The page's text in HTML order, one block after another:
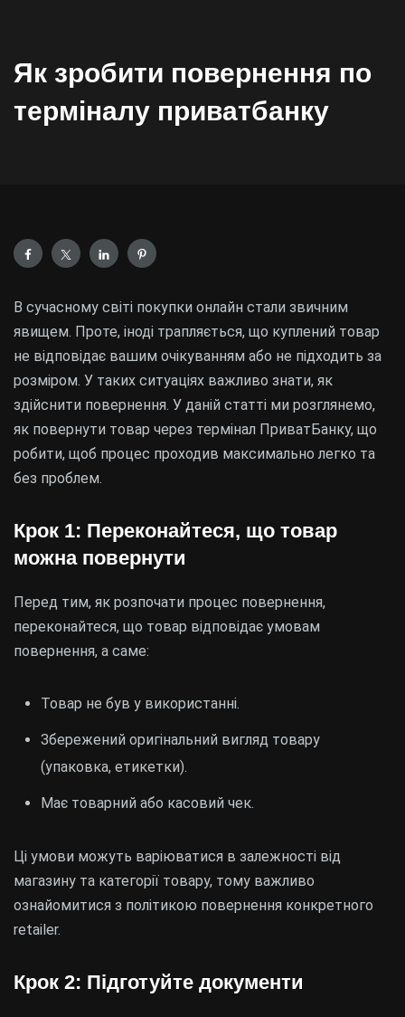
Як зробити повернення по
терміналу приватбанку
В сучасному світі покупки онлайн стали звичним
явищем. Проте, іноді трапляється, що куплений товар
не відповідає вашим очікуванням або не підходить за
розміром. У таких ситуаціях важливо знати, як
здійснити повернення. У даній статті ми розглянемо,
як повернути товар через термінал ПриватБанку, що
робити, щоб процес проходив максимально легко та
без проблем.
Крок 1: Переконайтеся, що товар
можна повернути
Перед тим, як розпочати процес повернення,
переконайтеся, що товар відповідає умовам
повернення, а саме:
Товар не був у використанні.
Збережений оригінальний вигляд товару
(упаковка, етикетки).
Має товарний або касовий чек.
Ці умови можуть варіюватися в залежності від
магазину та категорії товару, тому важливо
ознайомитися з політикою повернення конкретного
retailer.
Крок 2: Підготуйте документи